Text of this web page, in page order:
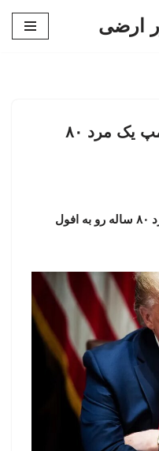
ارضی
آتلانتیک: گول نخورید ترامپ یک مرد ۸۰
آتلانتیک: گول نخورید ترامپ یک مرد ۸۰ ساله رو به افول